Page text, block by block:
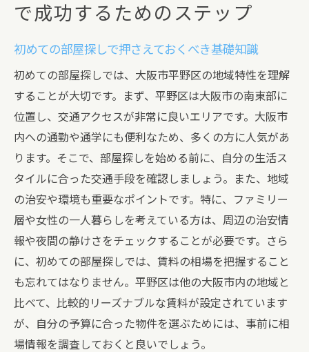
で成功するためのステップ
初めての部屋探しで押さえておくべき基礎知識
初めての部屋探しでは、大阪市平野区の地域特性を理解
することが大切です。まず、平野区は大阪市の南東部に
位置し、交通アクセスが非常に良いエリアです。大阪市
内への通勤や通学にも便利なため、多くの方に人気があ
ります。そこで、部屋探しを始める前に、自分の生活ス
タイルに合った交通手段を確認しましょう。また、地域
の治安や環境も重要なポイントです。特に、ファミリー
層や女性の一人暮らしを考えている方は、周辺の治安情
報や夜間の静けさをチェックすることが必要です。さら
に、初めての部屋探しでは、賃料の相場を把握すること
も忘れてはなりません。平野区は他の大阪市内の地域と
比べて、比較的リーズナブルな賃料が設定されています
が、自分の予算に合った物件を選ぶためには、事前に相
場情報を調査しておくと良いでしょう。